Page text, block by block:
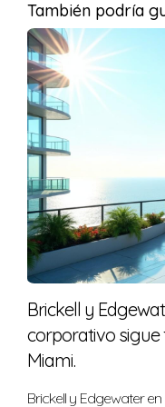
pena analizar tu
tomar decisiones.
Contactarme te
comunes y
residencia.
Preguntas
¿Comprar una
residencia?
Existen diferentes
considerarse.
También podría
Brickell y
corporativo sigue
Miami.
Brickell y Edgewater